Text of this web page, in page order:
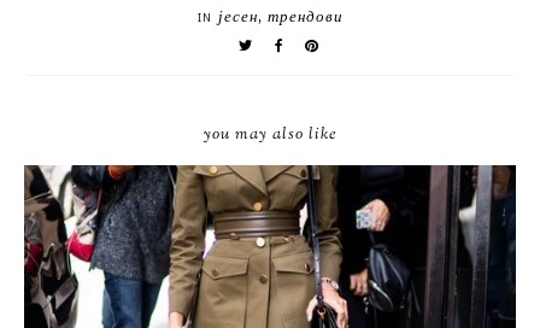
IN јесен, трендови
you may also like